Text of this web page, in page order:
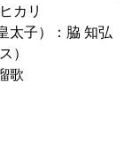
カリ
太子）：脇 知弘
）
歌